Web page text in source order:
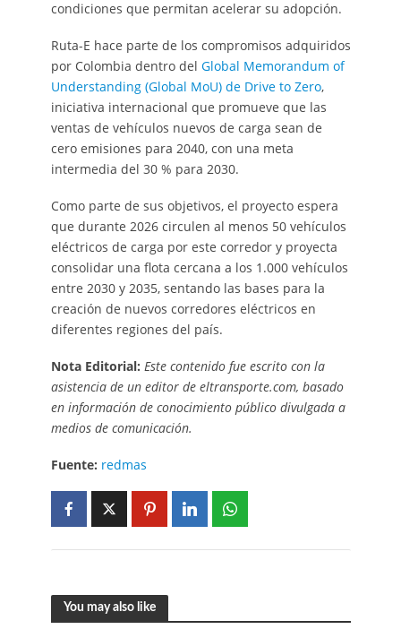
condiciones que permitan acelerar su adopción.
Ruta-E hace parte de los compromisos adquiridos
por Colombia dentro del Global Memorandum of
Understanding (Global MoU) de Drive to Zero,
iniciativa internacional que promueve que las
ventas de vehículos nuevos de carga sean de
cero emisiones para 2040, con una meta
intermedia del 30 % para 2030.
Como parte de sus objetivos, el proyecto espera
que durante 2026 circulen al menos 50 vehículos
eléctricos de carga por este corredor y proyecta
consolidar una flota cercana a los 1.000 vehículos
entre 2030 y 2035, sentando las bases para la
creación de nuevos corredores eléctricos en
diferentes regiones del país.
Nota Editorial: Este contenido fue escrito con la
asistencia de un editor de eltransporte.com, basado
en información de conocimiento público divulgada a
medios de comunicación.
Fuente: redmas
You may also like